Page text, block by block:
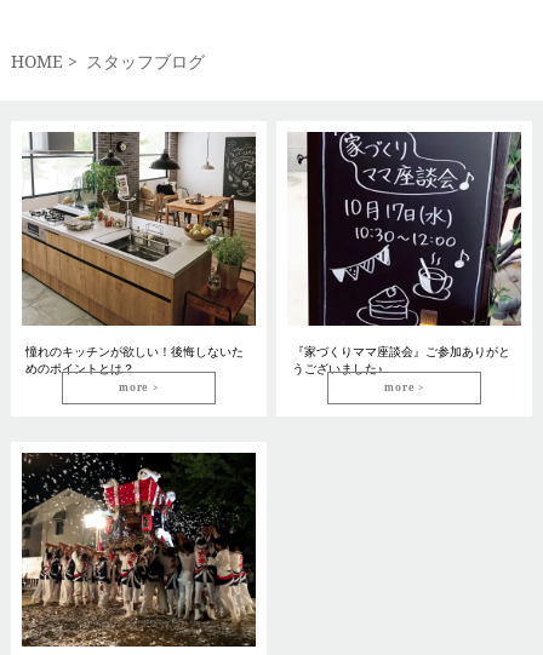
HOME スタッフブログ
憧れのキッチンが欲しい！後悔しないた
めのポイントとは？
more
『家づくりママ座談会』ご参加ありがと
うございました♪
more